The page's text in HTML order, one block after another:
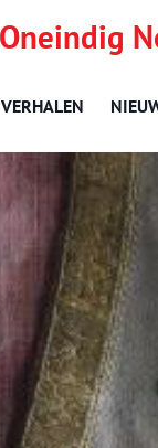
Oneindig
VERHALEN